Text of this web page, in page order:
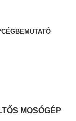
CÉGBEMUTATÓ
MOSÓGÉP